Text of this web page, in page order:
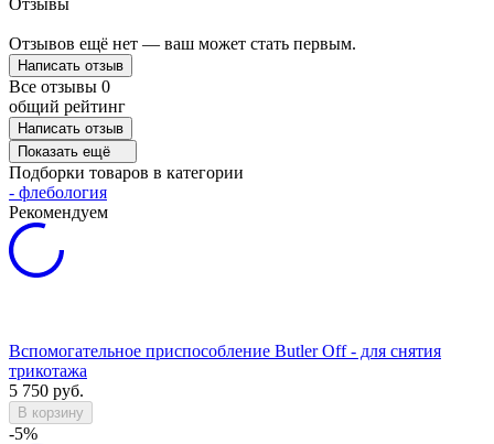
Отзывов ещё нет — ваш может стать первым.
Написать отзыв
Все отзывы 0
общий рейтинг
Написать отзыв
Показать ещё
Подборки товаров в категории
- флебология
Рекомендуем
Вспомогательное приспособление Butler Off - для снятия
трикотажа
5 750 руб.
В корзину
-5%